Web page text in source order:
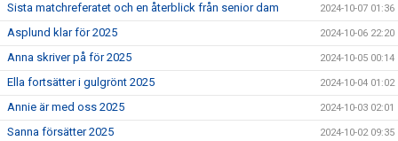
Sista matchreferatet och en återblick från senior dam 2024-10-07 01:36
Asplund klar för 2025 2024-10-06 22:20
Anna skriver på för 2025 2024-10-05 00:14
Ella fortsätter i gulgrönt 2025 2024-10-04 01:02
Annie är med oss 2025 2024-10-03 02:01
Sanna försätter 2025 2024-10-02 09:35